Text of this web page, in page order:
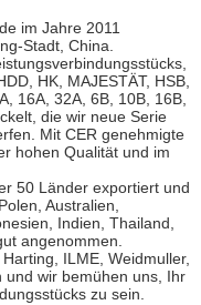
im Jahre 2011
Stadt, China.
HK, MAJESTÄT, HSB,
16A, 32A, 6B, 10B, 16B,
die wir neue Serie
Mit CER genehmigte
hohen Qualität und im
50 Länder exportiert und
Australien,
Indien, Thailand,
angenommen.
ILME, Weidmuller,
und wir bemühen uns, Ihr
zu sein.